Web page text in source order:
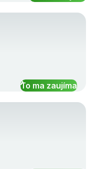
To ma zaujíma